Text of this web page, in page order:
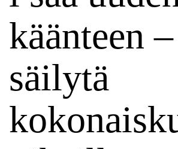
käänteen –
säilytä